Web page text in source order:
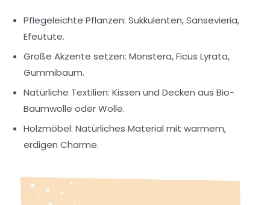
Pflegeleichte Pflanzen: Sukkulenten, Sansevieria,
Efeutute.
Große Akzente setzen: Monstera, Ficus Lyrata,
Gummibaum.
Natürliche Textilien: Kissen und Decken aus Bio-
Baumwolle oder Wolle.
Holzmöbel: Natürliches Material mit warmem,
erdigen Charme.